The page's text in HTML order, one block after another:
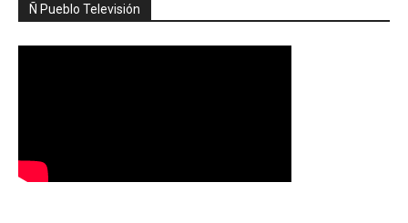
Ñ Pueblo Televisión